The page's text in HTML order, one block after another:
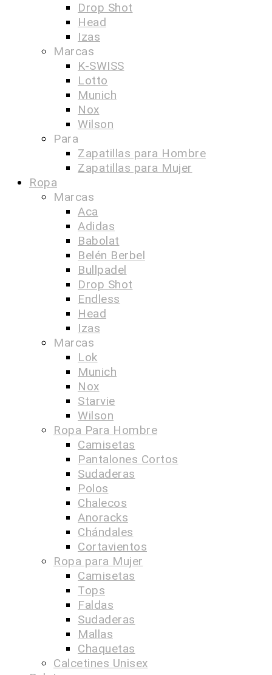
Drop Shot
Head
Izas
Marcas
K-SWISS
Lotto
Munich
Nox
Wilson
Para
Zapatillas para Hombre
Zapatillas para Mujer
Ropa
Marcas
Aca
Adidas
Babolat
Belén Berbel
Bullpadel
Drop Shot
Endless
Head
Izas
Marcas
Lok
Munich
Nox
Starvie
Wilson
Ropa Para Hombre
Camisetas
Pantalones Cortos
Sudaderas
Polos
Chalecos
Anoracks
Chándales
Cortavientos
Ropa para Mujer
Camisetas
Tops
Faldas
Sudaderas
Mallas
Chaquetas
Calcetines Unisex